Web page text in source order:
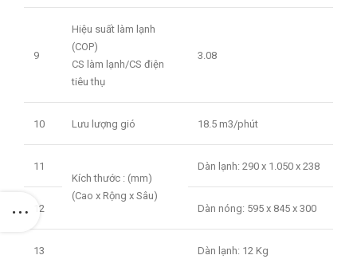
9
Hiệu suất làm lạnh
(COP)
CS làm lạnh/CS điện
tiêu thụ
3.08
10 Lưu lượng gió 18.5 m3/phút
11
Kích thước : (mm)
(Cao x Rộng x Sâu)
Dàn lạnh: 290 x 1.050 x 238
12 Dàn nóng: 595 x 845 x 300
13
Dàn lạnh: 12 Kg